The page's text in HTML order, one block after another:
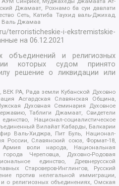
Джамаат, Рохнамо ба суи давлати
Сеть, Катиба Таухид валь-Джихад,
Валь Джамаа
terroristicheskie-i-ekstremistskie-
на06.12.2021
объединений и религиозных
которых судом принято
решение о ликвидации или
ВЕК РА, Рада земли Кубанской Духовно
Асгардская Славянская Община,
Духовная Семинария Духовное
Таблиги Джамаат, Свидетели
Национал-социалистическое
Вилайат Кабарды, Балкарии
Валь-Хиджра, Пит Буль, Национал-
России, Славянский союз, Формат-18,
воли народа, Национальная
Череповца, Духовно-Родовая
единство, Древнерусской
Староверов-Инглингов, Русский
против нелегальной иммиграции,
о религиозных объединениях, Омская